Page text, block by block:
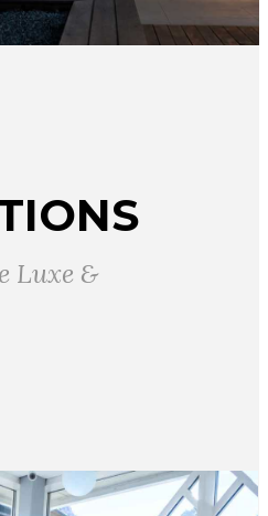
Luxe &